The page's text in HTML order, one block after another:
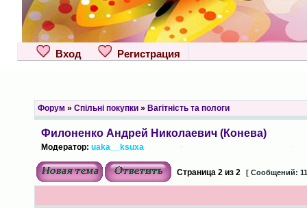
Вход Регистрация
Форум » Спільні покупки» Вагітність та пологи
Филоненко Андрей Николаевич (Конева)
Модератор: uaka__ksuxa
Страница 2из 2 [ Сообщений: